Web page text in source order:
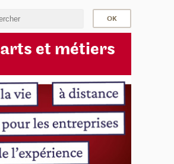
arts et métiers